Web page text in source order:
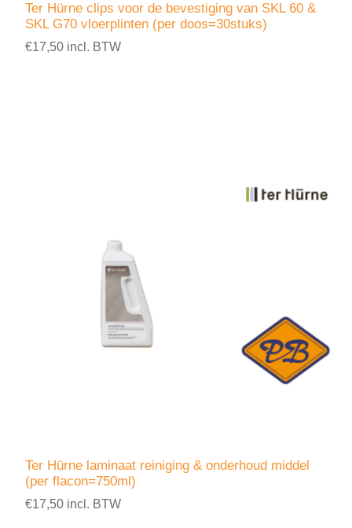
Ter Hürne clips voor de bevestiging van SKL 60 &
SKL G70 vloerplinten (per doos=30stuks)
€17,50 incl. BTW
Ter Hürne laminaat reiniging & onderhoud middel
(per flacon=750ml)
€17,50 incl. BTW